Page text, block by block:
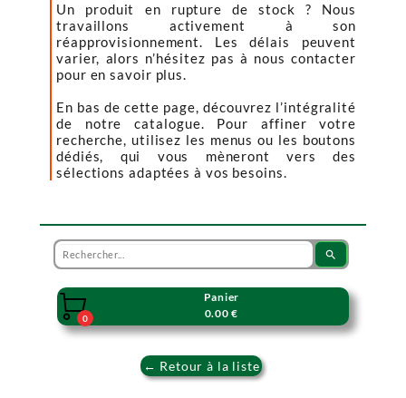
Un produit en rupture de stock ? Nous
travaillons activement à son
réapprovisionnement. Les délais peuvent
varier, alors n’hésitez pas à nous contacter
pour en savoir plus.
En bas de cette page, découvrez l’intégralité
de notre catalogue. Pour affiner votre
recherche, utilisez les menus ou les boutons
dédiés, qui vous mèneront vers des
sélections adaptées à vos besoins.
search

0
Panier
0.00 €
← Retour à la liste